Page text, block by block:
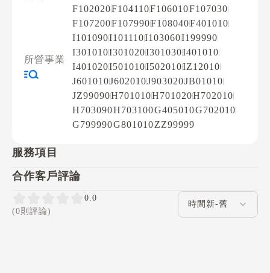
所營事業
F102020F104110F106010F107030
F107200F107990F108040F401010
I101090I101110I103060I199990
I301010I301020I301030I401010
I401020I501010I502010IZ12010
J601010J602010J903020JB01010
JZ99090H701010H701020H702010
H703090H703100G405010G702010
G799990G801010ZZ99999
服務項目
合作客戶評論
0.0
(0則評論)
評論排序